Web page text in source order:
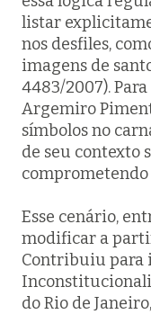
listar
nos desfiles,
imagens de
4483/2007).
Argemiro
símbolos no
de seu contexto
Esse cenário,
modificar a
Contribuiu para
do Rio de